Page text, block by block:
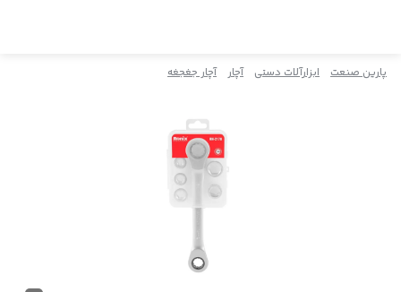
پارین صنعت ابزارآلات دستی آچار آچار جغجغه